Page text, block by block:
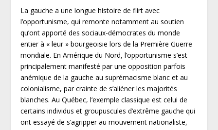
La gauche a une longue histoire de flirt avec
l’opportunisme, qui remonte notamment au soutien
qu’ont apporté des sociaux-démocrates du monde
entier à « leur » bourgeoisie lors de la Première Guerre
mondiale. En Amérique du Nord, l’opportunisme s’est
principalement manifesté par une opposition parfois
anémique de la gauche au suprémacisme blanc et au
colonialisme, par crainte de s’aliéner les majorités
blanches. Au Québec, l’exemple classique est celui de
certains individus et groupuscules d’extrême gauche qui
ont essayé de s’agripper au mouvement nationaliste,